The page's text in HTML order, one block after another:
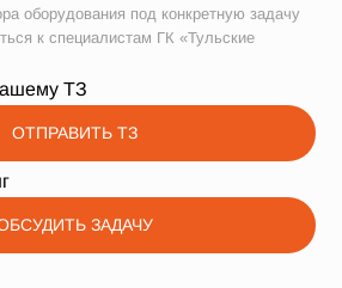
оборудования под конкретную задачу
к специалистам ГК «Тульские
ТЗ
ОТПРАВИТЬ ТЗ
ЗАДАЧУ